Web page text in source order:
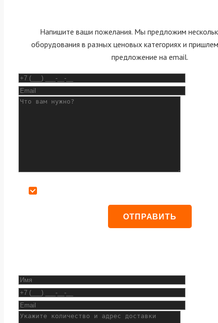
Напишите ваши пожелания. Мы предложим
оборудования в разных ценовых категориях и
предложение на email.